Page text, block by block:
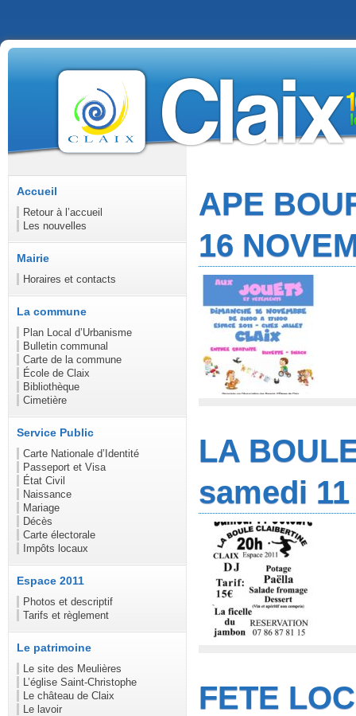
Accueil
Retour à l’accueil
Les nouvelles
Mairie
Horaires et contacts
La commune
Plan Local d’Urbanisme
Bulletin communal
Carte de la commune
École de Claix
Bibliothèque
Cimetière
Service Public
Carte Nationale d’Identité
Passeport et Visa
État Civil
Naissance
Mariage
Décès
Carte électorale
Impôts locaux
Espace 2011
Photos et descriptif
Tarifs et règlement
Le patrimoine
Le site des Meulières
L’église Saint-Christophe
Le château de Claix
Le lavoir
APE
16
LA
samedi
FETE